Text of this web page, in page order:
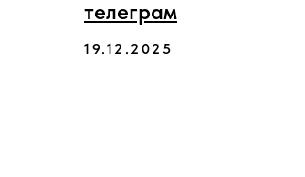
телеграм
19.12.2025